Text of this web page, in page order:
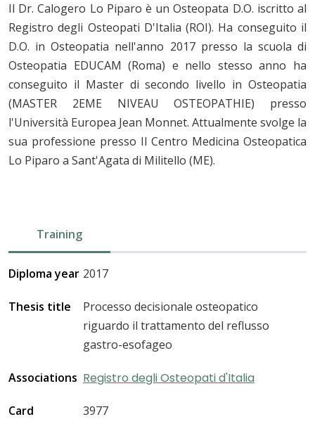
Il Dr. Calogero Lo Piparo è un Osteopata D.O. iscritto al
Registro degli Osteopati D'Italia (ROI). Ha conseguito il
D.O. in Osteopatia nell'anno 2017 presso la scuola di
Osteopatia EDUCAM (Roma) e nello stesso anno ha
conseguito il Master di secondo livello in Osteopatia
(MASTER 2EME NIVEAU OSTEOPATHIE) presso
l'Università Europea Jean Monnet. Attualmente svolge la
sua professione presso Il Centro Medicina Osteopatica
Lo Piparo a Sant'Agata di Militello (ME).
Training
Diploma year 2017
Thesis title
Processo decisionale osteopatico
riguardo il trattamento del reflusso
gastro-esofageo
Associations Registro degli Osteopati d'Italia
Card 3977